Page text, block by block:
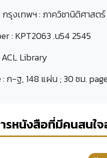
กรุงเทพฯ : ภาควิชานิติศาสต
:KPT2063 .น54 2545
ACL Library
:ก-ฐ, 148 แผ่น ; 30 ซม.
รหนังสือที่มีคนสนใ